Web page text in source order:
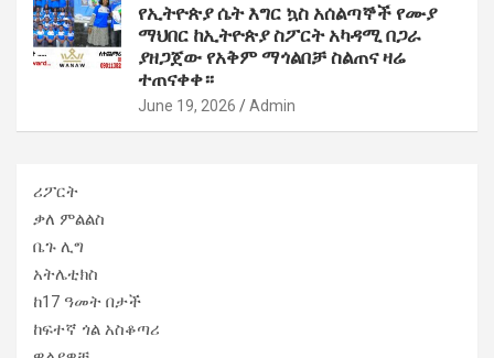
የኢትዮጵያ ሴት እግር ኳስ አሰልጣኞች የሙያ
ማህበር ከኢትዮጵያ ስፖርት አካዳሚ በጋራ
ያዘጋጀው የአቅም ማጎልበቻ ስልጠና ዛሬ
ተጠናቀቀ።
June 19, 2026 Admin
ሪፖርት
ቃለ ምልልስ
ቤጉ ሊግ
አትሌቲክስ
ከ17 ዓመት በታች
ከፍተኛ ጎል አስቆጣሪ